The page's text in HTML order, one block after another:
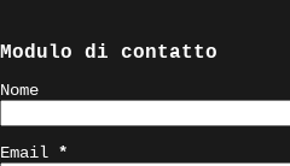
Modulo di contatto
Nome
Email *